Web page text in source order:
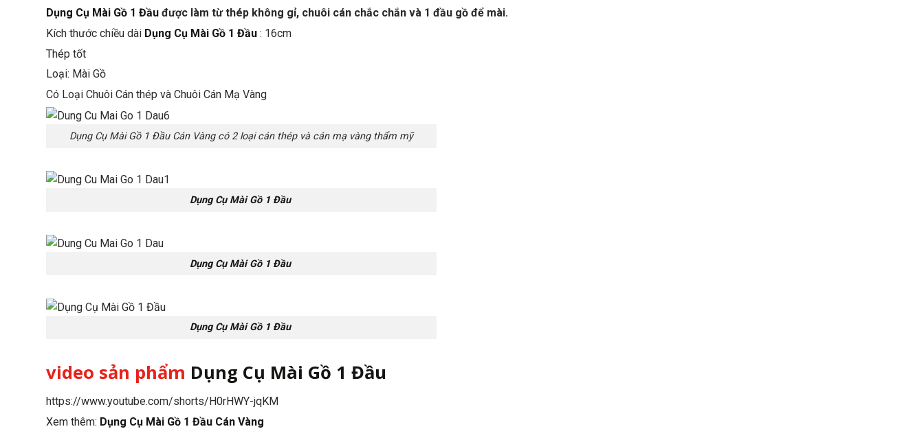
Dụng Cụ Mài Gồ 1 Đầu được làm từ thép không gỉ, chuôi cán chắc chắn và 1 đầu gồ để mài.
Kích thước chiều dài Dụng Cụ Mài Gồ 1 Đầu : 16cm
Thép tốt
Loại: Mài Gồ
Có Loại Chuôi Cán thép và Chuôi Cán Mạ Vàng
Dụng Cụ Mài Gồ 1 Đầu Cán Vàng có 2 loại cán thép và cán mạ vàng thẩm mỹ
Dụng Cụ Mài Gồ 1 Đầu
Dụng Cụ Mài Gồ 1 Đầu
Dụng Cụ Mài Gồ 1 Đầu
video sản phẩm Dụng Cụ Mài Gồ 1 Đầu
https://www.youtube.com/shorts/H0rHWY-jqKM
Xem thêm: Dụng Cụ Mài Gồ 1 Đầu Cán Vàng